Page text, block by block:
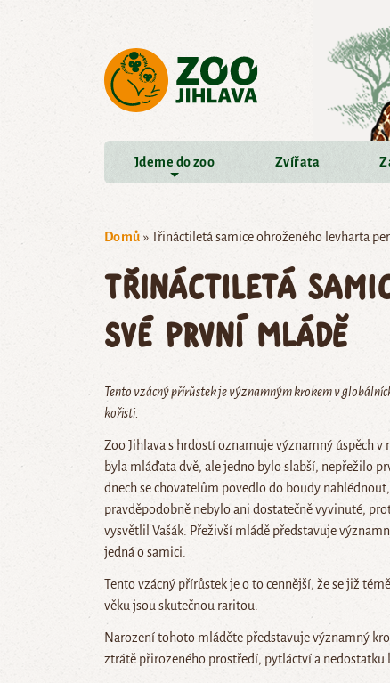
Jdeme do zoo Zvířata
Domů »Třináctiletá samice ohroženého levharta
Třináctiletá
své první mládě
Tento vzácný přírůstek je významným krokem v
kořisti.
Zoo Jihlava s hrdostí oznamuje významný úspěch
byla mláďata dvě, ale jedno bylo slabší, nepřežilo
dnech se chovatelům povedlo do boudy
pravděpodobně nebylo ani dostatečně vyvinuté,
vysvětlil Vašák. Přeživší mládě představuje
jedná o samici.
Tento vzácný přírůstek je o to cennější, že se již
věku jsou skutečnou raritou.
Narození tohoto mláděte představuje významný
ztrátě přirozeného prostředí, pytláctví a nedostatku